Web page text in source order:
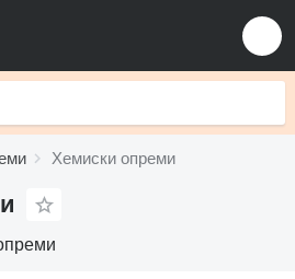
Хемиски опреми